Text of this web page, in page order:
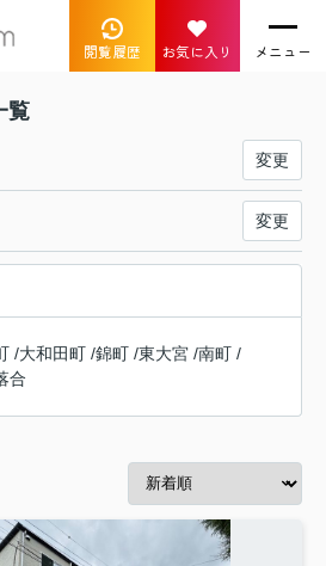
閲覧履歴 お気に入り メニュー
覧
変更
変更
/大和田町 /錦町 /東大宮 /南町 /
合